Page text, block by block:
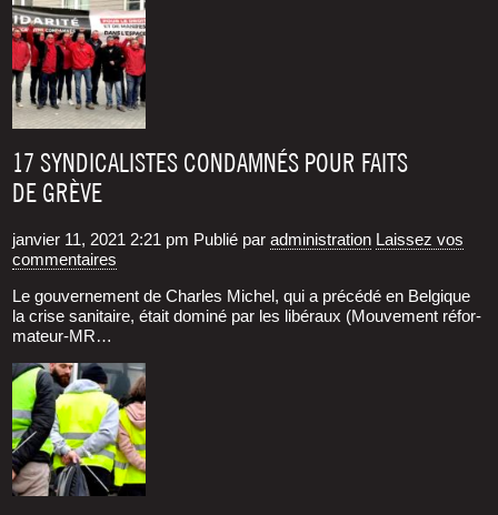
17 SYNDICALISTES CONDAMNÉS POUR FAITS
DE GRÈVE
janvier 11, 2021 2:21 pm Publié paradministration Laissez vos
commentaires
Le gou­ver­ne­ment de Charles Michel, qui a pré­cé­dé en Bel­gique
la crise sani­taire, était domi­né par les libé­raux (Mou­ve­ment réfor­
ma­teur-MR…